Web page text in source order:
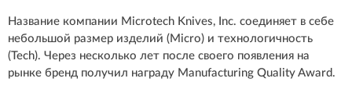
Название компании Microtech Knives, Inc. соединяет в себе
небольшой размер изделий (Micrо) и технологичность
(Tech). Через несколько лет после своего появления на
рынке бренд получил награду Manufacturing Quality Award.